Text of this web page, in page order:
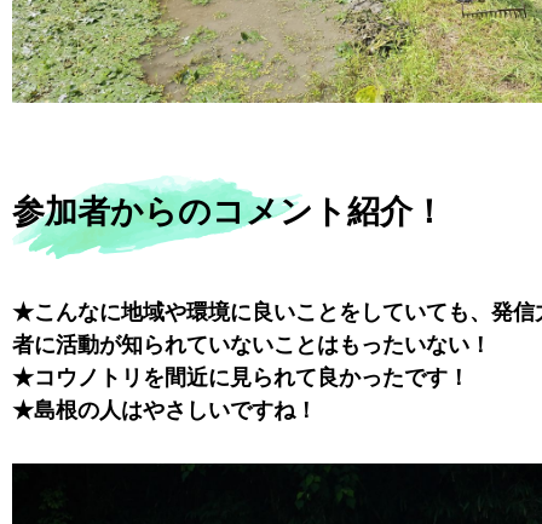
参加者からのコメント紹介！
★こんなに地域や環境に良いことをしていても、発信
者に活動が知られていないことはもったいない！
★コウノトリを間近に見られて良かったです！
★島根の人はやさしいですね！